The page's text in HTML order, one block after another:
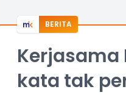
BERITA
Kerjasama
kata tak